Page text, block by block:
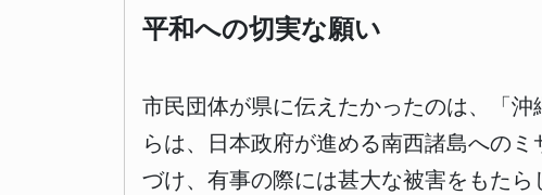
平和への切実な願い
市民団体が県に伝えたかったのは、「
らは、日本政府が進める南西諸島への
づけ、有事の際には甚大な被害をもたら